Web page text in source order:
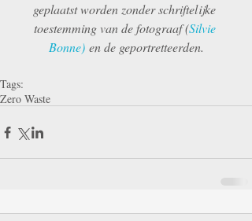
geplaatst worden zonder schriftelijke
toestemming van de fotograaf (Silvie
Bonne) en de geportretteerden.
Tags:
Zero Waste